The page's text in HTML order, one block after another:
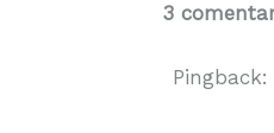
3
Pingback: